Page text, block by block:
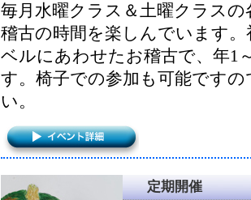
毎月水曜クラス＆土曜クラス
稽古の時間を楽しんでいます
ベルにあわせたお稽古で、年1
す。椅子での参加も可能です
い。
定期開催